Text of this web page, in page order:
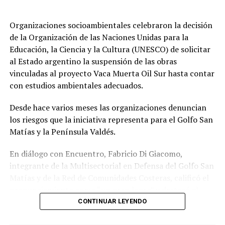
Organizaciones socioambientales celebraron la decisión
de la Organización de las Naciones Unidas para la
Educación, la Ciencia y la Cultura (UNESCO) de solicitar
al Estado argentino la suspensión de las obras
vinculadas al proyecto Vaca Muerta Oil Sur hasta contar
con estudios ambientales adecuados.
Desde hace varios meses las organizaciones denuncian
los riesgos que la iniciativa representa para el Golfo San
Matías y la Península Valdés.
En diálogo con Encuentro, Fabricio Di Giacomo,
integrante de la Multisectorial en Defensa del Golfo San
trabajo articulado entre organizaciones ambientales,
CONTINUAR LEYENDO